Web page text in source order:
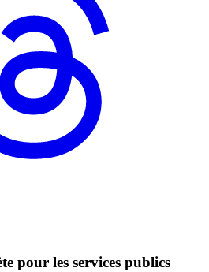
pour les services publics